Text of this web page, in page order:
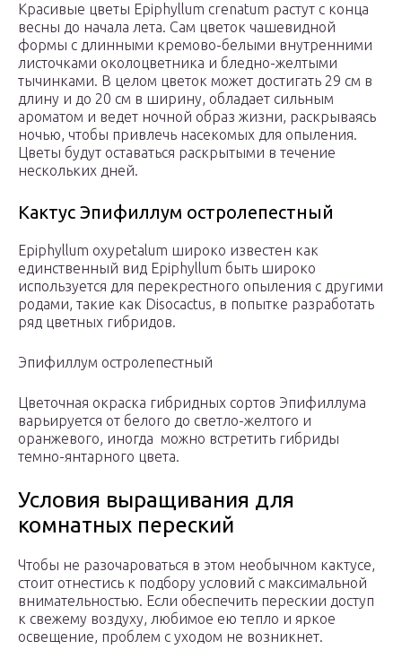
Красивые цветы Epiphyllum crenatum растут с конца
весны до начала лета. Сам цветок чашевидной
формы с длинными кремово-белыми внутренними
листочками околоцветника и бледно-желтыми
тычинками. В целом цветок может достигать 29 см в
длину и до 20 см в ширину, обладает сильным
ароматом и ведет ночной образ жизни, раскрываясь
ночью, чтобы привлечь насекомых для опыления.
Цветы будут оставаться раскрытыми в течение
нескольких дней.
Кактус Эпифиллум остролепестный
Epiphyllum oxypetalum широко известен как
единственный вид Epiphyllum быть широко
используется для перекрестного опыления с другими
родами, такие как Disocactus, в попытке разработать
ряд цветных гибридов.
Эпифиллум остролепестный
Цветочная окраска гибридных сортов Эпифиллума
варьируется от белого до светло-желтого и
оранжевого, иногда можно встретить гибриды
темно-янтарного цвета.
Условия выращивания для
комнатных переский
Чтобы не разочароваться в этом необычном кактусе,
стоит отнестись к подбору условий с максимальной
внимательностью. Если обеспечить перескии доступ
к свежему воздуху, любимое ею тепло и яркое
освещение, проблем с уходом не возникнет.